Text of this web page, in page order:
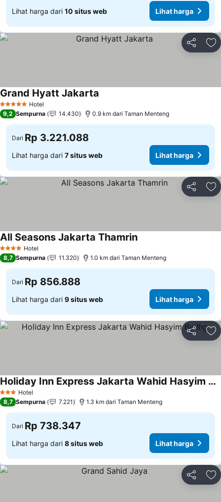
Lihat harga dari 10 situs web Lihat harga
Bagikan
5 Bintang Hotel
Grand Hyatt Jakarta
9,2 Sempurna 14.430 0.9 km dari Taman Menteng
Dari Rp 3.221.088
Lihat harga dari 7 situs web Lihat harga
Bagikan
4 BintangHotel
All Seasons Jakarta ThamrinLihat harga
8,7 Sempurna 11.320 1.0 km dari Taman Menteng
Dari Rp 856.888
Lihat harga dari 9 situs web Lihat harga
Bagikan
3 BintangHotel
Holiday Inn Express Jakarta Wahid Hasyim By Ihg
Lihat harga
8,7 Sempurna 7.221 1.3 km dari Taman Menteng
Dari Rp 738.347
Lihat harga dari 8 situs web Lihat harga
Bagikan